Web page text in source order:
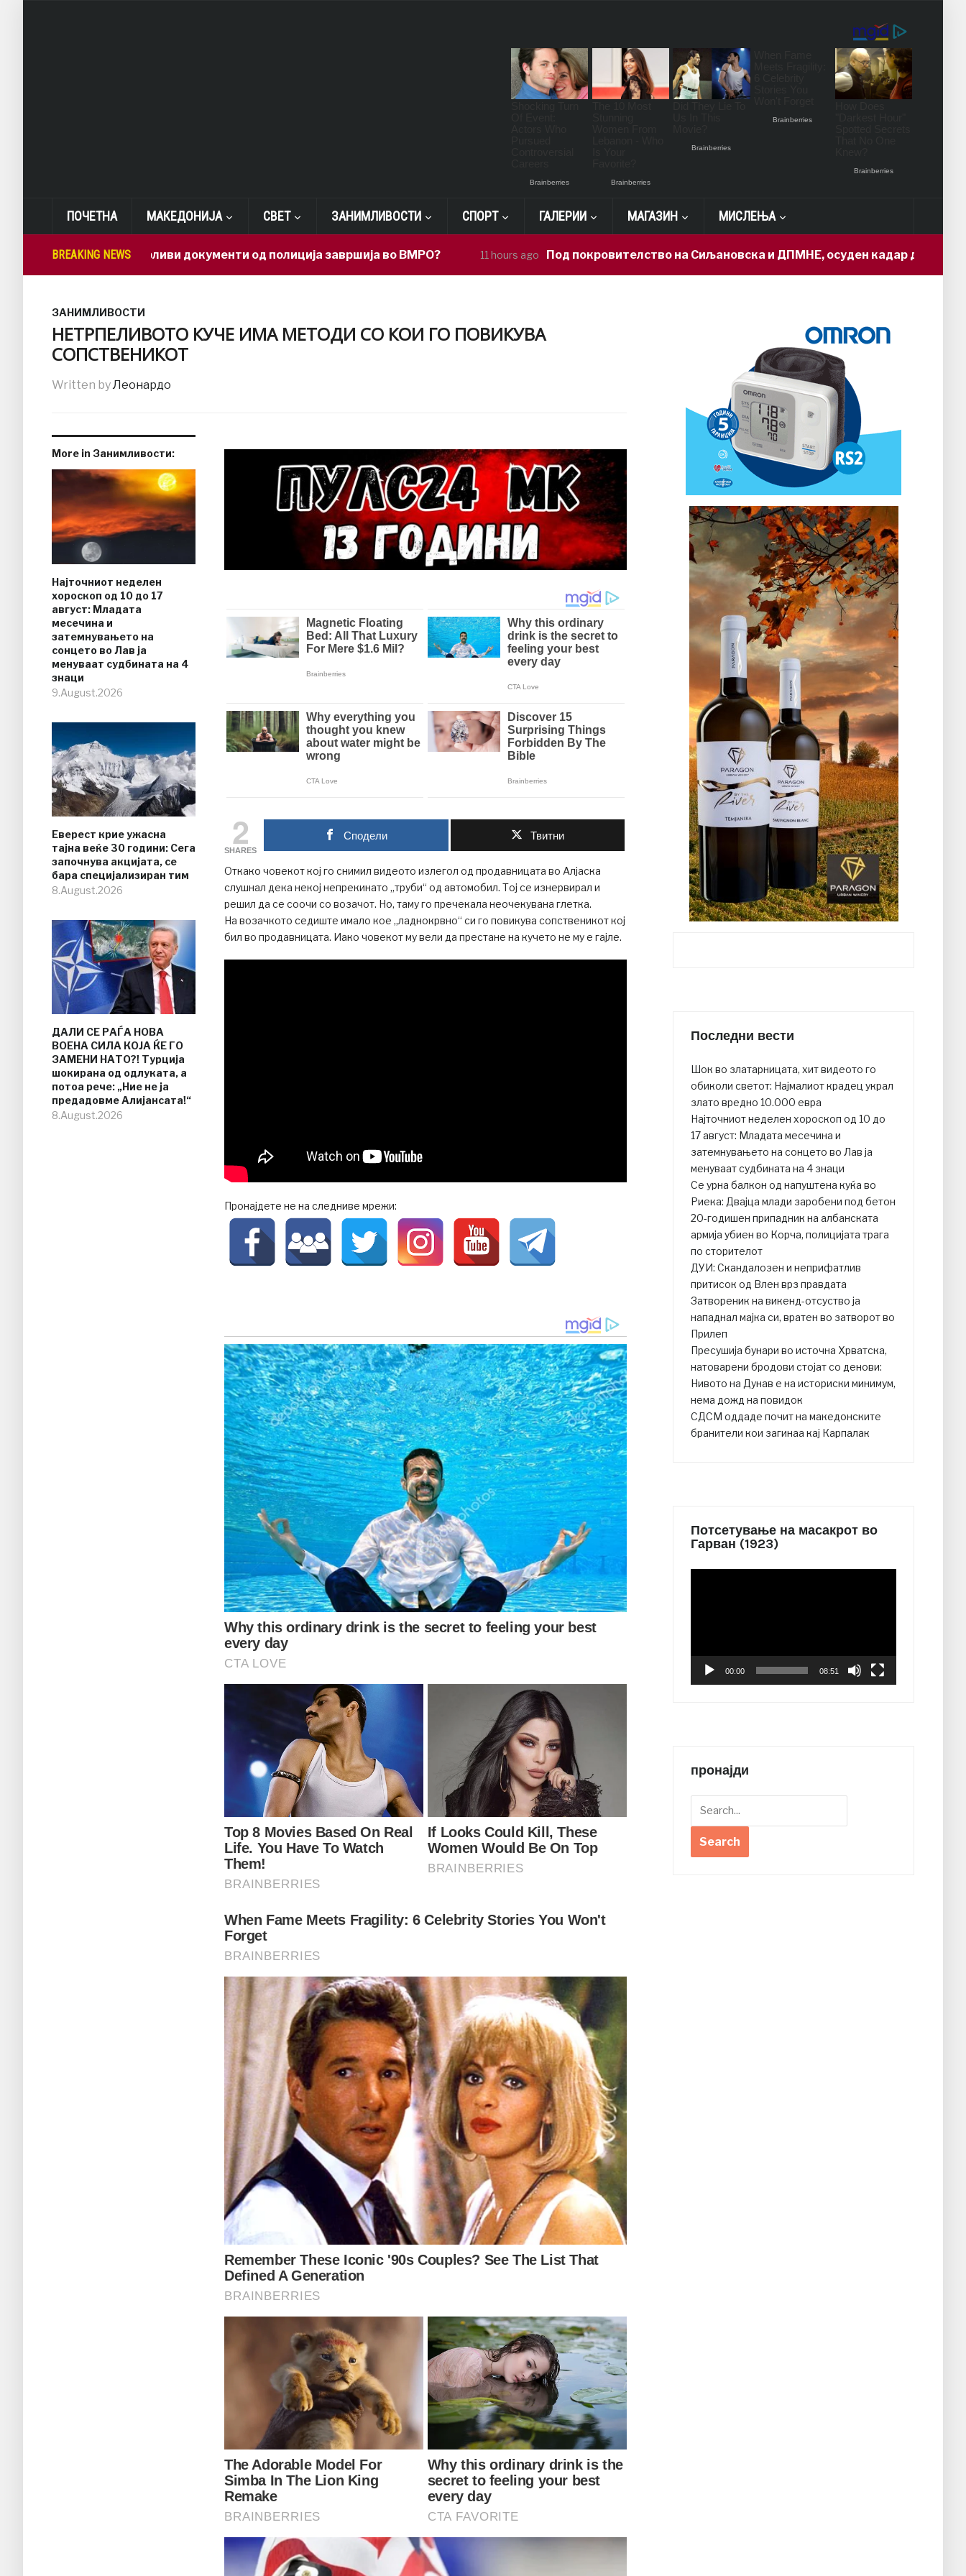
ПОЧЕТНА МАКЕДОНИЈА СВЕТ ЗАНИМЛИВОСТИ СПОРТ ГАЛЕРИИ МАГАЗИН МИСЛЕЊА
BREAKING NEWS
Како доверливи документи од полиција завршија во ВМРО? 11 hours ago Под покровителство на Сиљановска и ДПМНЕ, осуден кадар доби „државна
ЗАНИМЛИВОСТИ
НЕТРПЕЛИВОТО КУЧЕ ИМА МЕТОДИ СО КОИ ГО ПОВИКУВА
СОПСТВЕНИКОТ
Written byЛеонардо
More in Занимливости:
Најточниот неделен
хороскоп од 10 до 17
август: Младата
месечина и
затемнувањето на
сонцето во Лав ја
менуваат судбината на 4
знаци
9.August.2026
Еверест крие ужасна
тајна веќе 30 години: Сега
започнува акцијата, се
бара специјализиран тим
8.August.2026
ДАЛИ СЕ РАЃА НОВА
ВОЕНА СИЛА КОЈА ЌЕ ГО
ЗАМЕНИ НАТО?! Турција
шокирана од одлуката, а
потоа рече: „Ние не ја
предадовме Алијансата!“
8.August.2026
2
SHARES
Сподели Твитни
Откако човекот кој го снимил видеото излегол од продавницата во Алјаска
слушнал дека некој непрекинато „труби“ од автомобил. Тој се изнервирал и
решил да се соочи со возачот. Но, таму го пречекала неочекувана глетка.
На возачкото седиште имало кое „ладнокрвно“ си го повикува сопственикот кој
бил во продавницата. Иако човекот му вели да престане на кучето не му е гајле.
Пронајдете не на следниве мрежи:
Последни вести
Шок во златарницата, хит видеото го
обиколи светот: Најмалиот крадец украл
злато вредно 10.000 евра
Најточниот неделен хороскоп од 10 до
17 август: Младата месечина и
затемнувањето на сонцето во Лав ја
менуваат судбината на 4 знаци
Се урна балкон од напуштена куќа во
Риека: Двајца млади заробени под бетон
20-годишен припадник на албанската
армија убиен во Корча, полицијата трага
по сторителот
ДУИ: Скандалозен и неприфатлив
притисок од Влен врз правдата
Затвореник на викенд-отсуство ја
нападнал мајка си, вратен во затворот во
Прилеп
Пресушија бунари во источна Хрватска,
натоварени бродови стојат со денови:
Нивото на Дунав е на историски минимум,
нема дожд на повидок
СДСМ оддаде почит на македонските
бранители кои загинаа кај Карпалак
Потсетување на масакрот во
Гарван (1923)
00:00 08:51
пронајди